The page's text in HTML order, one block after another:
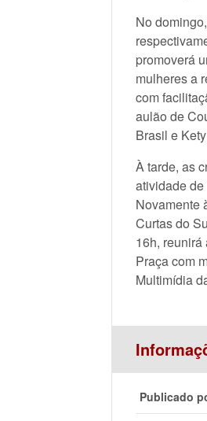
No
promoverá
mulheres a
com
aulão de
Brasil e
À tarde, as
atividade
Novamente
Curtas do
16h,
Praça com
Multimídia
Publicado